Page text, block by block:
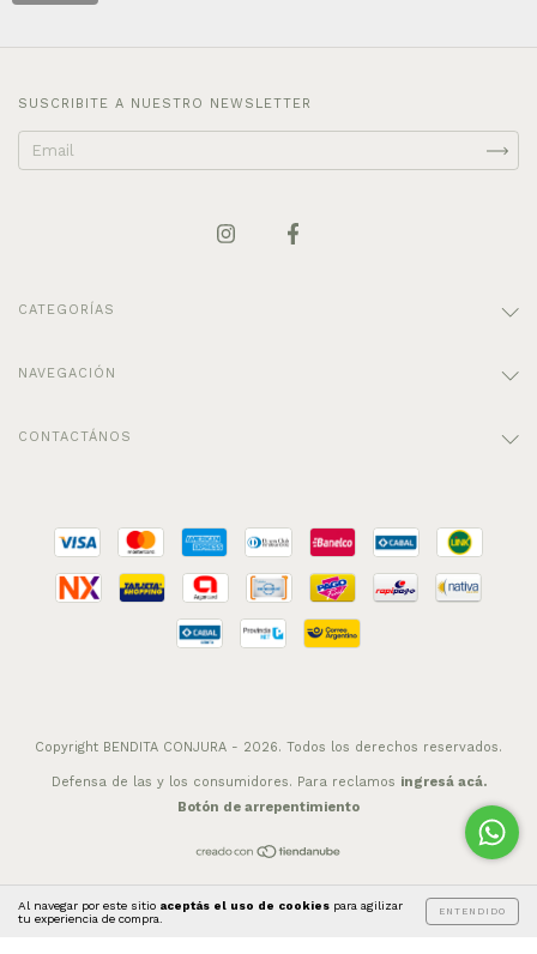
Al navegar por este sitio aceptás el uso de cookies para agilizar
tu experiencia de compra.
ENTENDIDO
SUSCRIBITE A NUESTRO NEWSLETTER
CATEGORÍAS
NAVEGACIÓN
CONTACTÁNOS
Copyright BENDITA CONJURA - 2026. Todos los derechos reservados.
Defensa de las y los consumidores. Para reclamos ingresá acá.
Botón de arrepentimiento